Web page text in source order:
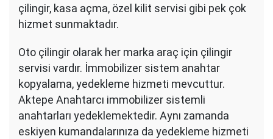
çilingir, kasa açma, özel kilit servisi gibi pek çok
hizmet sunmaktadır.
Oto çilingir olarak her marka araç için çilingir
servisi vardır. İmmobilizer sistem anahtar
kopyalama, yedekleme hizmeti mevcuttur.
Aktepe Anahtarcı immobilizer sistemli
anahtarları yedeklemektedir. Aynı zamanda
eskiyen kumandalarınıza da yedekleme hizmeti